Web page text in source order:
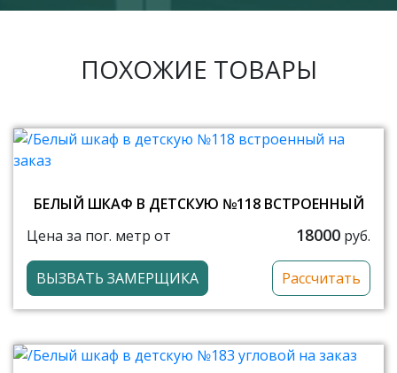
ПОХОЖИЕ ТОВАРЫ
БЕЛЫЙ ШКАФ В ДЕТСКУЮ №118 ВСТРОЕННЫЙ
Цена за пог. метр от
18000 руб.
ВЫЗВАТЬ ЗАМЕРЩИКА Рассчитать